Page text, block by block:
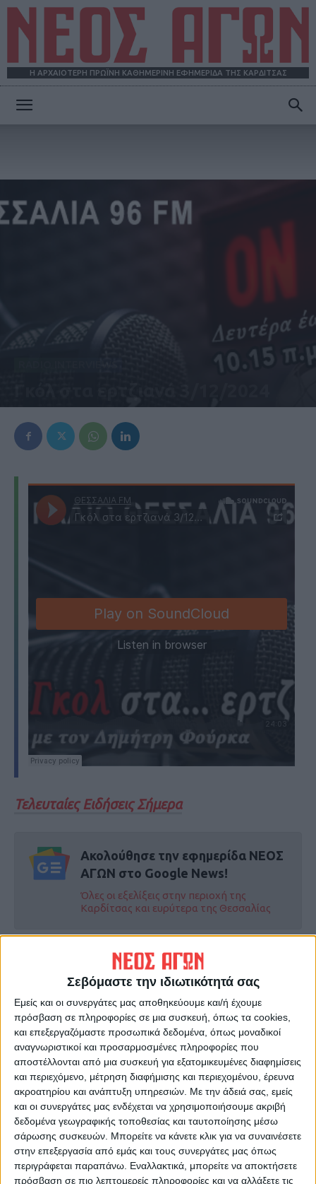
Σεβόμαστε την ιδιωτικότητά σας
Εμείς και οι συνεργάτες μας αποθηκεύουμε και/ή έχουμε
πρόσβαση σε πληροφορίες σε μια συσκευή, όπως τα cookies,
και επεξεργαζόμαστε προσωπικά δεδομένα, όπως μοναδικοί
αναγνωριστικοί και προσαρμοσμένες πληροφορίες που
αποστέλλονται από μια συσκευή για εξατομικευμένες διαφημίσεις
και περιεχόμενο, μέτρηση διαφήμισης και περιεχομένου, έρευνα
ακροατηρίου και ανάπτυξη υπηρεσιών. Με την άδειά σας, εμείς
και οι συνεργάτες μας ενδέχεται να χρησιμοποιήσουμε ακριβή
δεδομένα γεωγραφικής τοποθεσίας και ταυτοποίησης μέσω
σάρωσης συσκευών. Μπορείτε να κάνετε κλικ για να συναινέσετε
στην επεξεργασία από εμάς και τους συνεργάτες μας όπως
περιγράφεται παραπάνω. Εναλλακτικά, μπορείτε να αποκτήσετε
πρόσβαση σε πιο λεπτομερείς πληροφορίες και να αλλάξετε τις
Η ΑΡΧΑΙΟΤΕΡΗ ΠΡΩΪΝΗ ΚΑΘΗΜΕΡΙΝΗ ΕΦΗΜΕΡΙΔΑ ΤΗΣ ΚΑΡΔΙΤΣΑΣ
Τελευταίες Ειδήσεις Σήμερα
Ακολούθησε την εφημερίδα ΝΕΟΣ
ΑΓΩΝ στο Google News!
Όλες οι εξελίξεις στην περιοχή της
Καρδίτσας και ευρύτερα της Θεσσαλίας
ΠΡΟΗΓΟΥΜΕΝΟ ΑΡΘΡΟ
Ο Περιφερειάρχης εφ όλης
της ύλης_Δημήτρης
Κουρέτας
Σωτήρια για τη ζωή
60χρονου η επέμβαση του
ΕΚΑΒ Καρδίτσας
ΝΕΟΣ ΑΓΩΝ
https://neosagon.gr